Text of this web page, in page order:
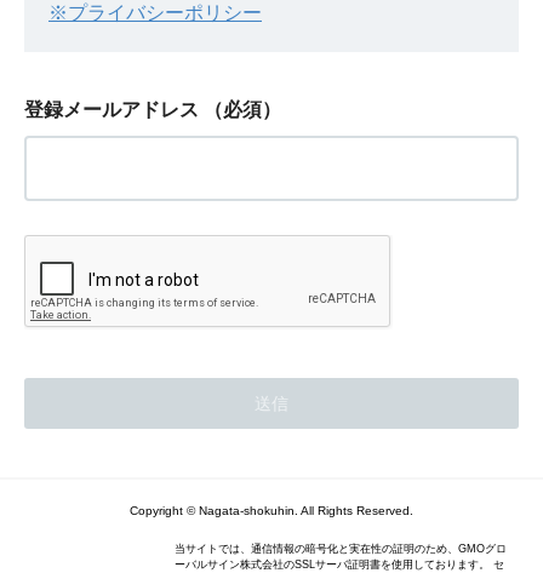
※プライバシーポリシー
登録メールアドレス （必須）
Copyright © Nagata-shokuhin. All Rights Reserved.
当サイトでは、通信情報の暗号化と実在性の証明のため、GMOグロ
ーバルサイン株式会社のSSLサーバ証明書を使用しております。 セ